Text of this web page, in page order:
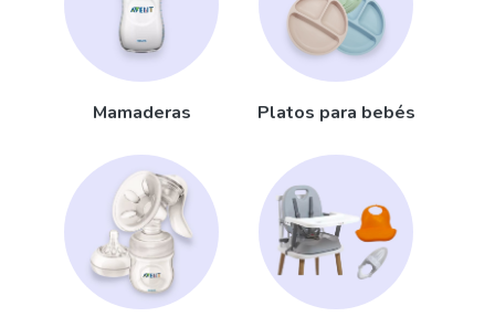
Mamaderas Platos para bebés